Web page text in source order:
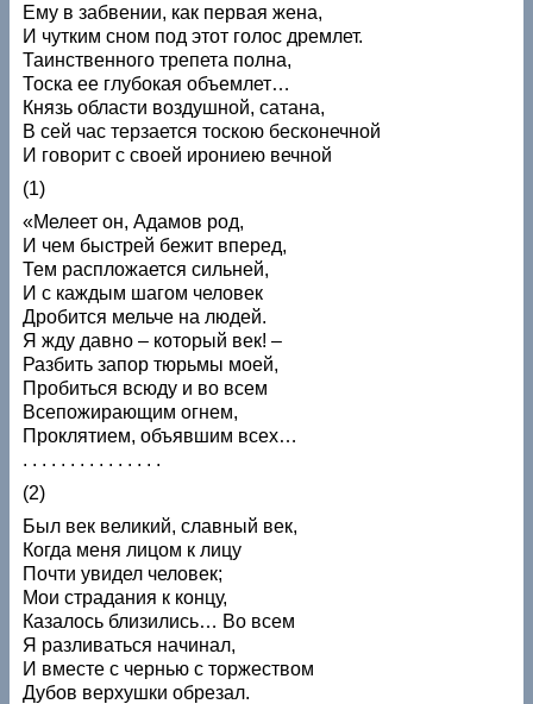
Ему в забвении, как первая жена,
И чутким сном под этот голос дремлет.
Таинственного трепета полна,
Тоска ее глубокая объемлет…
Князь области воздушной, сатана,
В сей час терзается тоскою бесконечной
И говорит с своей ирониею вечной
(1)
«Мелеет он, Адамов род,
И чем быстрей бежит вперед,
Тем распложается сильней,
И с каждым шагом человек
Дробится мельче на людей.
Я жду давно – который век! –
Разбить запор тюрьмы моей,
Пробиться всюду и во всем
Всепожирающим огнем,
Проклятием, объявшим всех…
. . . . . . . . . . . . . . .
(2)
Был век великий, славный век,
Когда меня лицом к лицу
Почти увидел человек;
Мои страдания к концу,
Казалось близились… Во всем
Я разливаться начинал,
И вместе с чернью с торжеством
Дубов верхушки обрезал.